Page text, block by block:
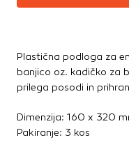
Plastična podloga za
banjico oz. kadičko za
prilega posodi in
Dimenzija: 160 x 320
Pakiranje: 3 kos